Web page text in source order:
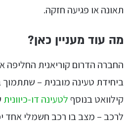
תאונה או פגיעה חזקה.
מה עוד מעניין כאן?
החברה הדרום קוריאנית
קילוואט בנוסףלטעינה דו-כיוונית
לרכב – מצב בו רכב חשמלי אחד